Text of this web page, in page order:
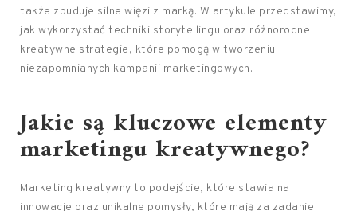
także zbuduje silne więzi z marką. W artykule przedstawimy,
jak wykorzystać techniki storytellingu oraz różnorodne
kreatywne strategie, które pomogą w tworzeniu
niezapomnianych kampanii marketingowych.
Jakie są kluczowe elementy
marketingu kreatywnego?
Marketing kreatywny to podejście, które stawia na
innowacje oraz unikalne pomysły, które mają za zadanie